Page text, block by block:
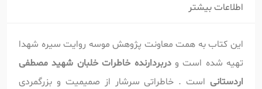
اطلاعات بیشتر
این کتاب به همت معاونت پژوهش موسه روایت سیره شهدا
تهیه شده است ودربردارنده خاطرات خلبان شهید مصطفی
اردستانی است . خاطراتی سرشار از صمیمیت و بزرگمردی